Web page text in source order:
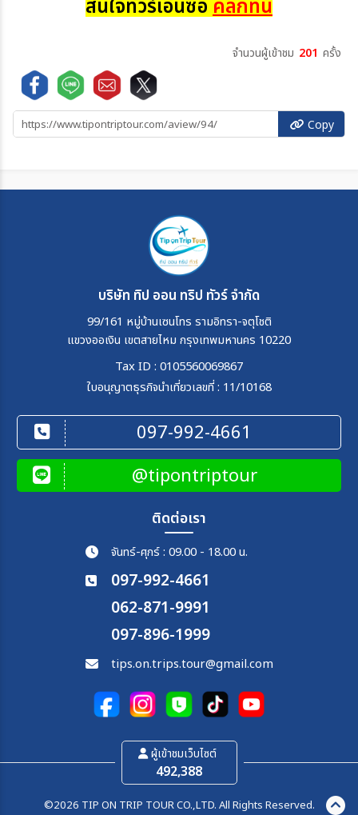
สนใจทัวร์เอินซือคลิกที่นี่
จำนวนผู้เข้าชม 201 ครั้ง
Copy
บริษัท ทิป ออน ทริป ทัวร์ จำกัด
99/161 หมู่บ้านเซนโทร รามอิทรา-จตุโชติ
แขวงออเงิน เขตสายไหม กรุงเทพมหานคร 10220
Tax ID : 0105560069867
ใบอนุญาตธุรกิจนำเที่ยวเลขที่ : 11/10168
097-992-4661
@tipontriptour
ติดต่อเรา
จันทร์-ศุกร์ : 09.00 - 18.00 น.
097-992-4661
062-871-9991
097-896-1999
tips.on.trips.tour@gmail.com
ผู้เข้าชมเว็บไซต์
492,388
©2026 TIP ON TRIP TOUR CO.,LTD. All Rights Reserved.